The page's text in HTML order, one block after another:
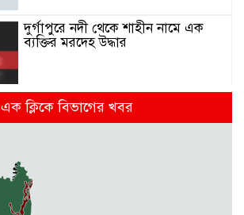
দুর্গাপুরে নদী থেকে শাহীন নামে এক
ব্যক্তির মরদেহ উদ্ধার
মন্ত্রিসভায় যোগ হচ্ছে নতুন মুখ
সুনামগঞ্জে সড়কের ওপর রামদা দিয়ে
কুপিয়ে কৃষককে হত্যা, আহত আরো ৫
জন
এক ক্লিকে বিভাগের খবর